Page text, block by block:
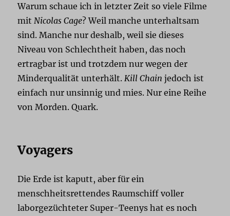
Warum schaue ich in letzter Zeit so viele Filme
mit Nicolas Cage? Weil manche unterhaltsam
sind. Manche nur deshalb, weil sie dieses
Niveau von Schlechtheit haben, das noch
ertragbar ist und trotzdem nur wegen der
Minderqualität unterhält. Kill Chain jedoch ist
einfach nur unsinnig und mies. Nur eine Reihe
von Morden. Quark.
Voyagers
Die Erde ist kaputt, aber für ein
menschheitsrettendes Raumschiff voller
laborgezüchteter Super-Teenys hat es noch